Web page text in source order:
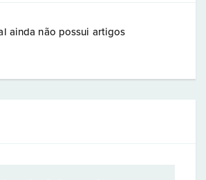
ainda não possui artigos